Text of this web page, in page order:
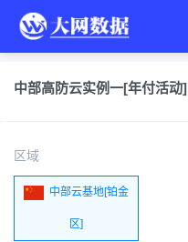
中部高防云实例一[年付活动]
区域
中部云基地[铂金
区]